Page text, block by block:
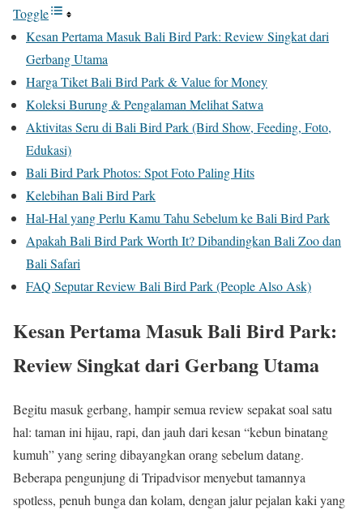
Toggle
Kesan Pertama Masuk Bali Bird Park: Review Singkat dari
Gerbang Utama
Harga Tiket Bali Bird Park & Value for Money
Koleksi Burung & Pengalaman Melihat Satwa
Aktivitas Seru di Bali Bird Park (Bird Show, Feeding, Foto,
Edukasi)
Bali Bird Park Photos: Spot Foto Paling Hits
Kelebihan Bali Bird Park
Hal-Hal yang Perlu Kamu Tahu Sebelum ke Bali Bird Park
Apakah Bali Bird Park Worth It? Dibandingkan Bali Zoo dan
Bali Safari
FAQ Seputar Review Bali Bird Park (People Also Ask)
Kesan Pertama Masuk Bali Bird Park:
Review Singkat dari Gerbang Utama
Begitu masuk gerbang, hampir semua review sepakat soal satu
hal: taman ini hijau, rapi, dan jauh dari kesan “kebun binatang
kumuh” yang sering dibayangkan orang sebelum datang.
Beberapa pengunjung di Tripadvisor menyebut tamannya
spotless, penuh bunga dan kolam, dengan jalur pejalan kaki yang